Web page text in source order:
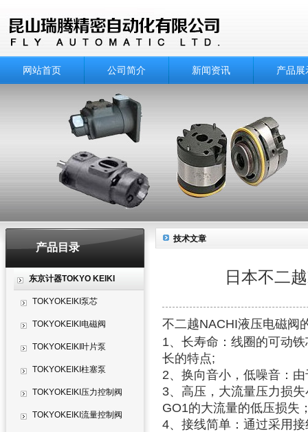
网站首页 公司简介 新闻资讯 产品展
产品目录
东京计器TOKYO KEIKI
TOKYOKEIKI泵芯
TOKYOKEIKI电磁阀
TOKYOKEIKI叶片泵
TOKYOKEIKI柱塞泵
TOKYOKEIKI压力控制阀
TOKYOKEIKI流量控制阀
技术文章
日本不二
不二越NACHI液压电磁阀
1、长寿命：线圈的可动
长的特点;
2、换向音小，低噪音：
3、高压，大流量压力损
GO1的大流量的低压损失
4、接线简单：通过采用